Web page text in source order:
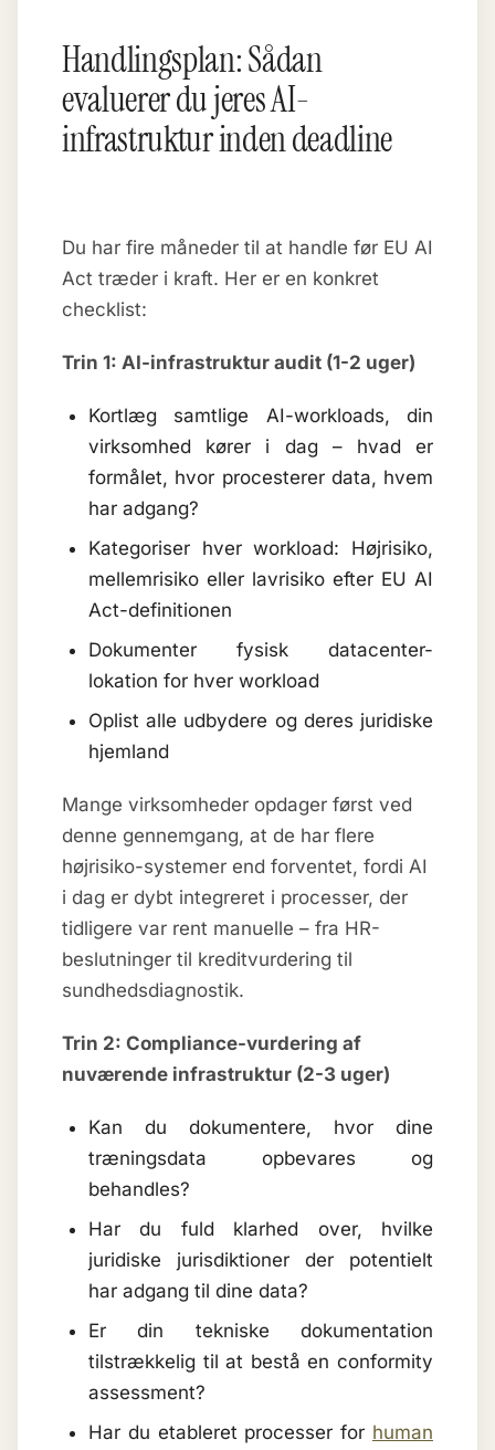
Handlingsplan: Sådan
evaluerer du jeres AI-
infrastruktur inden deadline
Du har fire måneder til at handle før EU AI
Act træder i kraft. Her er en konkret
checklist:
Trin 1: AI-infrastruktur audit (1-2 uger)
Kortlæg samtlige AI-workloads, din
virksomhed kører i dag – hvad er
formålet, hvor procesterer data, hvem
har adgang?
Kategoriser hver workload: Højrisiko,
mellemrisiko eller lavrisiko efter EU AI
Act-definitionen
Dokumenter fysisk datacenter-
lokation for hver workload
Oplist alle udbydere og deres juridiske
hjemland
Mange virksomheder opdager først ved
denne gennemgang, at de har flere
højrisiko-systemer end forventet, fordi AI
i dag er dybt integreret i processer, der
tidligere var rent manuelle – fra HR-
beslutninger til kreditvurdering til
sundhedsdiagnostik.
Trin 2: Compliance-vurdering af
nuværende infrastruktur (2-3 uger)
Kan du dokumentere, hvor dine
træningsdata opbevares og
behandles?
Har du fuld klarhed over, hvilke
juridiske jurisdiktioner der potentielt
har adgang til dine data?
Er din tekniske dokumentation
tilstrækkelig til at bestå en conformity
assessment?
Har du etableret processer for human